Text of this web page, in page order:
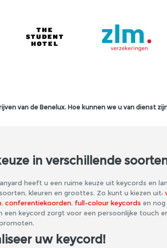
van de Benelux. Hoe kunnen we u van dienst
in verschillende
heeft u een ruime keuze uit keycords en
kleuren en groottes. Zo kunt u kiezen uit:
, conferentiekoorden, full-colour keycords en
een keycord zorgt voor een persoonlijke touch
uw keycord!